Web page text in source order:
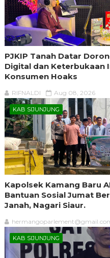
PJKIP Tanah Datar
Digital dan Keterbukaan
Konsumen Hoaks
RIFNALDI Aug 08, 2026
KAB SIJUNJUNG
Kapolsek Kamang Baru
Bantuan Sosial Jumat
Janah, Nagari Siaur.
KAB SIJUNJUNG